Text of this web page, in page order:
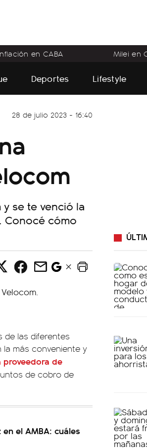
en CABA Milei en
Deportes Lifestyle
28 de julio 2023 - 16:40
se te venció la
Conocé cómo
de las diferentes
la más conveniente y
proveedora de
de cobro de
el AMBA: cuáles